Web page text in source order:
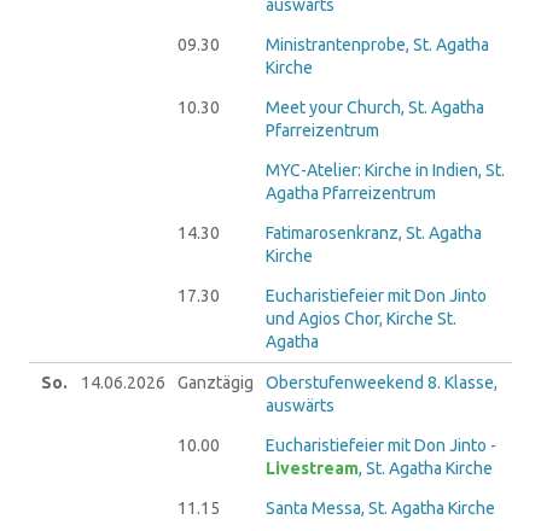
auswärts
09.30
Ministrantenprobe, St. Agatha
Kirche
10.30
Meet your Church, St. Agatha
Pfarreizentrum
MYC-Atelier: Kirche in Indien, St.
Agatha Pfarreizentrum
14.30
Fatimarosenkranz, St. Agatha
Kirche
17.30
Eucharistiefeier mit Don Jinto
und Agios Chor, Kirche St.
Agatha
So. 14.06.2026 Ganztägig
Oberstufenweekend 8. Klasse,
auswärts
10.00
Eucharistiefeier mit Don Jinto -
Livestream, St. Agatha Kirche
11.15 Santa Messa, St. Agatha Kirche